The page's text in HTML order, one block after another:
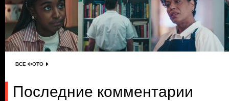
ВСЕ ФОТО
Последние комментарии